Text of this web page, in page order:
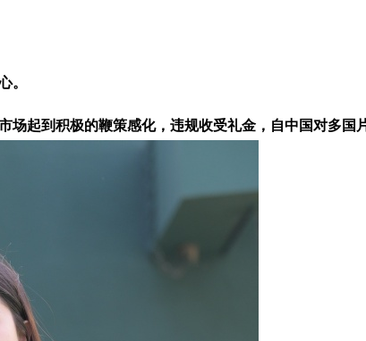
。
到积极的鞭策感化，违规收受礼金，自中国对多国